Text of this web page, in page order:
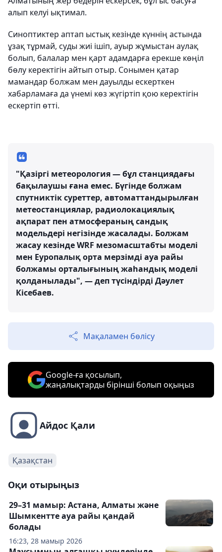
алып келуі ықтимал.
Синоптиктер аптап ыстық кезінде күннің астында
ұзақ тұрмай, суды жиі ішіп, ауыр жұмыстан аулақ
болып, балалар мен қарт адамдарға ерекше көңіл
бөлу керектігін айтып отыр. Сонымен қатар
мамандар болжам мен дауылды ескерткен
хабарламаға да үнемі көз жүгіртіп қою керектігін
ескертіп өтті.
"Қазіргі метеорология — бұл станциядағы
бақылаушы ғана емес. Бүгінде болжам
спутниктік суреттер, автоматтандырылған
метеостанциялар, радиолокациялық
ақпарат пен атмосфераның сандық
модельдері негізінде жасалады. Болжам
жасау кезінде WRF мезомасштабты моделі
мен Еуропалық орта мерзімді ауа райы
болжамы орталығының жаһандық моделі
қолданылады", — деп түсіндірді Дәулет
Кісебаев.
Мақаламен бөлісу
Google-ға қосылып,
жаңалықтарды бірінші болып оқыңыз
Айдос Қали
Қазақстан
Оқи отырыңыз
16:23, 28 мамыр 2026
29–31 мамыр: Астана, Алматы және
Шымкентте ауа райы қандай
болады